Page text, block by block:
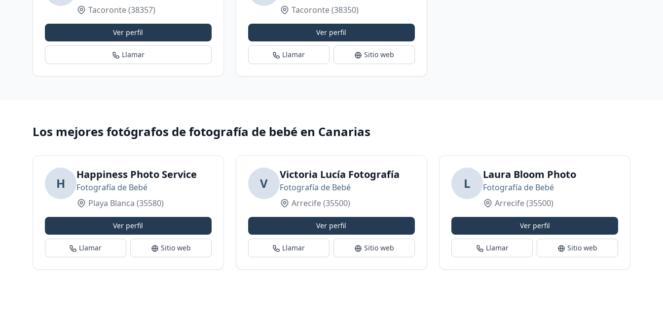
Tacoronte(38357)
Ver perfil
Llamar
Tacoronte(38350)
Ver perfil
Llamar Sitio web
Los mejores fotógrafos de fotografía de bebé en Canarias
H
Happiness Photo Service
Fotografía de Bebé
Playa Blanca (35580)
Ver perfil
Llamar Sitio web
V
Victoria Lucía Fotografía
Fotografía de Bebé
Arrecife(35500)
Ver perfil
Llamar Sitio web
L
Laura Bloom Photo
Fotografía de Bebé
Arrecife(35500)
Ver perfil
Llamar Sitio web